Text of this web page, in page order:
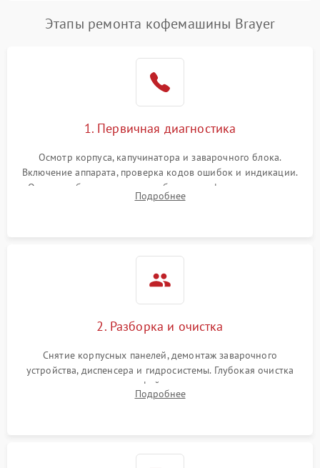
Этапы ремонта кофемашины Brayer
1. Первичная диагностика
Осмотр корпуса, капучинатора и заварочного блока.
Включение аппарата, проверка кодов ошибок и индикации.
Оценка работы помпы, термоблока и кофемолки на слух.
Измерение температуры и давления воды для выявления
Подробнее
2. Разборка и очистка
Снятие корпусных панелей, демонтаж заварочного
устройства, диспенсера и гидросистемы. Глубокая очистка
внутренних узлов от кофейных масел, жмыха и накипи.
Промывка дренажных каналов и фильтров с использованием
Подробнее